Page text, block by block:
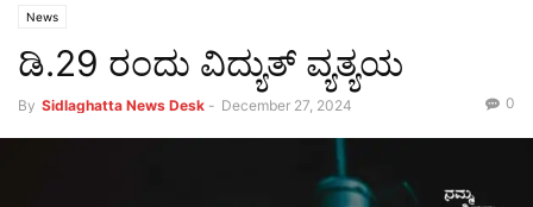
News
ಡಿ.29 ರಂದು ವಿದ್ಯುತ್ ವ್ಯತ್ಯಯ
By Sidlaghatta News Desk - December 27, 2024 0